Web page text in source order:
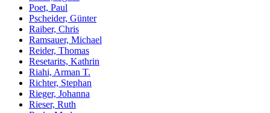
Poet, Paul
Pscheider, Günter
Raiber, Chris
Ramsauer, Michael
Reider, Thomas
Resetarits, Kathrin
Riahi, Arman T.
Richter, Stephan
Rieger, Johanna
Rieser, Ruth